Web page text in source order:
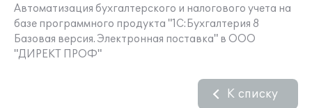
Автоматизация бухгалтерского и налогового учета на
базе программного продукта "1С:Бухгалтерия 8
Базовая версия. Электронная поставка" в ООО
"ДИРЕКТ ПРОФ"
К списку